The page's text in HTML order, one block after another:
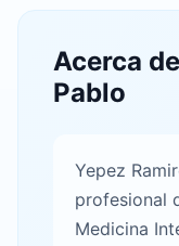
Acerca
Pablo
Yepez
profesional
Medicina